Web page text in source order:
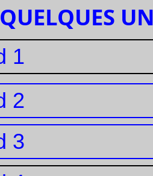
QUELQUES